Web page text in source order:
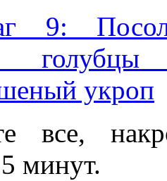
все,
минут.